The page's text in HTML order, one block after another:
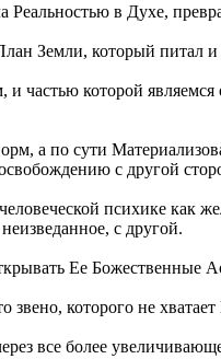
Реальностью в Духе,
Земли, который питал
частью которой
а по сути
с другой
психике как
с другой.
Ее Божественные
которого не
все более